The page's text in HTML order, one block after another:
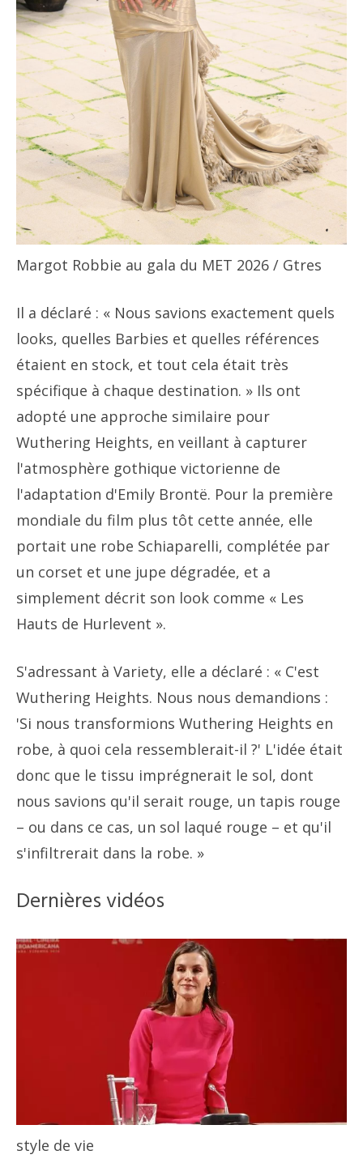
Margot Robbie au gala du MET 2026 / Gtres
Il a déclaré : « Nous savions exactement quels
looks, quelles Barbies et quelles références
étaient en stock, et tout cela était très
spécifique à chaque destination. » Ils ont
adopté une approche similaire pour
Wuthering Heights, en veillant à capturer
l'atmosphère gothique victorienne de
l'adaptation d'Emily Brontë. Pour la première
mondiale du film plus tôt cette année, elle
portait une robe Schiaparelli, complétée par
un corset et une jupe dégradée, et a
simplement décrit son look comme « Les
Hauts de Hurlevent ».
S'adressant à Variety, elle a déclaré : « C'est
Wuthering Heights. Nous nous demandions :
'Si nous transformions Wuthering Heights en
robe, à quoi cela ressemblerait-il ?' L'idée était
donc que le tissu imprégnerait le sol, dont
nous savions qu'il serait rouge, un tapis rouge
– ou dans ce cas, un sol laqué rouge – et qu'il
s'infiltrerait dans la robe. »
Dernières vidéos
style de vie